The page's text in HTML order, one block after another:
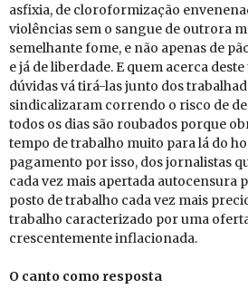
asfixia, de cloroformização
violências sem o sangue de outrora
semelhante fome, e não apenas de
e já de liberdade. E quem acerca
dúvidas vá tirá-las junto dos
sindicalizaram correndo o risco de
todos os dias são roubados porque
tempo de trabalho muito para lá do
pagamento por isso, dos jornalistas
cada vez mais apertada autocensura
posto de trabalho cada vez mais
trabalho caracterizado por uma
crescentemente inflacionada.
O canto como res­posta